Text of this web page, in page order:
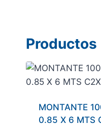
MONTANTE
0.85 X 6 MTS